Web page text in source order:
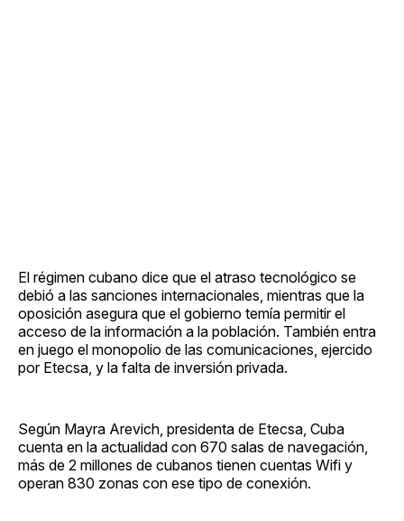
El régimen cubano dice que el atraso tecnológico se
debió a las sanciones internacionales, mientras que la
oposición asegura que el gobierno temía permitir el
acceso de la información a la población. También entra
en juego el monopolio de las comunicaciones, ejercido
por Etecsa, y la falta de inversión privada.
Según Mayra Arevich, presidenta de Etecsa, Cuba
cuenta en la actualidad con 670 salas de navegación,
más de 2 millones de cubanos tienen cuentas Wifi y
operan 830 zonas con ese tipo de conexión.